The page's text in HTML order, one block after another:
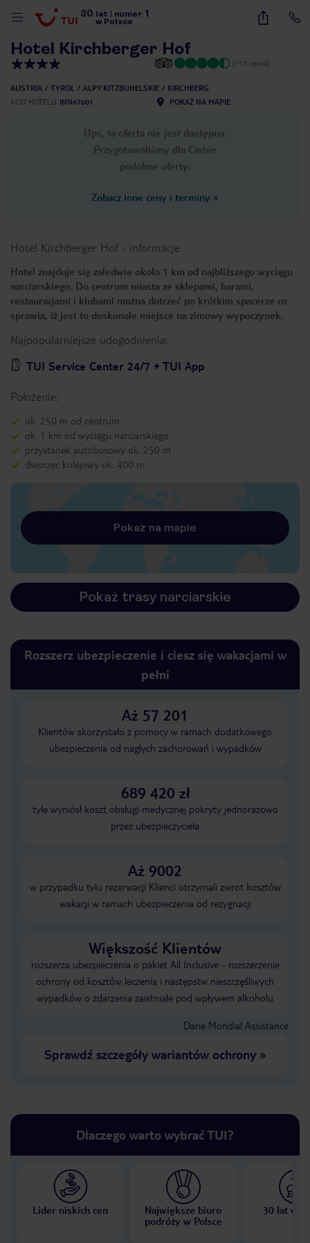
30 lat numer 1
w Polsce
37
Hotel Kirchberger Hof
(111 opinii)
AUSTRIA TYROL ALPY KITZBUHELSKIE
KIRCHBERG
KOD HOTELU INN67601 POKAŻ NA MAPIE
Ups, ta oferta nie jest dostępna.
Przygotowaliśmy dla Ciebie
podobne oferty:
Zobacz inne ceny i terminy »
Hotel Kirchberger Hof- informacje
Hotel znajduje się zaledwie około 1 km od najbliższego wyciągu
narciarskiego. Do centrum miasta ze sklepami, barami,
restauracjami i klubami można dotrzeć po krótkim spacerze co
sprawia, iż jest to doskonałe miejsce na zimowy wypoczynek.
Najpopularniejsze udogodnienia:
TUI Service Center 24/7 + TUI App
Położenie:
ok. 250 m od centrum
ok. 1 km od wyciągu narciarskiego
przystanek autobusowy ok. 250 m
dworzec kolejowy ok. 400 m
Pokaż na mapie
Pokaż trasy narciarskie
Rozszerz ubezpieczenie i ciesz się wakacjami w
pełni
Aż 57 201
Klientów skorzystało z pomocy w ramach dodatkowego
ubezpieczenia od nagłych zachorowań i wypadków
689 420 zł
tyle wyniósł koszt obsługi medycznej pokryty jednorazowo
przez ubezpieczyciela
Aż 9002
w przypadku tylu rezerwacji Klienci otrzymali zwrot kosztów
wakacji w ramach ubezpieczenia od rezygnacji
Większość Klientów
rozszerza ubezpieczenia o pakiet All Inclusive - rozszerzenie
ochrony od kosztów leczenia i następstw nieszczęśliwych
wypadków o zdarzenia zaistniałe pod wpływem alkoholu
Dane Mondial Assistance
Sprawdź szczegóły wariantów ochrony»
Dlaczego warto wybrać TUI?
Lider niskich cen
Największe biuro
podróży w Polsce
30 lat w